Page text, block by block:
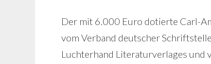
Der mit 6.000 Euro dotierte Carl-
vom Verband deutscher
Luchterhand Literaturverlages und